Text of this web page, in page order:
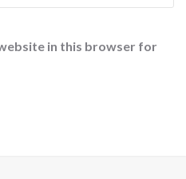
in this browser for